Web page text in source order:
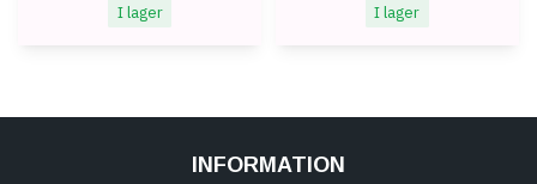
I lager I lager
INFORMATION